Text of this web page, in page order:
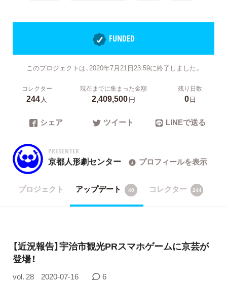
FUNDED
このプロジェクトは、2020年7月21日23:59に終了しました。
コレクター
244人
現在までに集まった金額
2,409,500円
残り日数
0日
シェア ツイート LINEで送る
PRESENTER
京都人形劇センター プロフィールを表示
プロジェクト アップデート 40 コレクター 244
【近況報告】宇治市観光PRスマホゲームに京芸が
登場！
vol. 28 2020-07-16 6